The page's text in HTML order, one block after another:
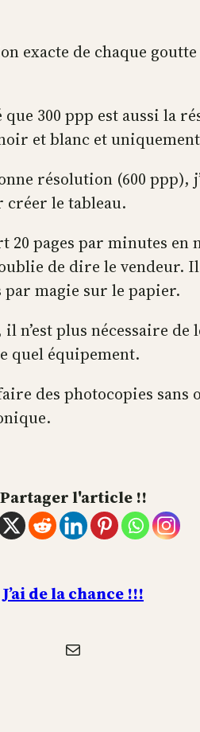
exacte de chaque
300 ppp est aussi la
et blanc et
résolution (600 ppp),
le tableau.
20 pages par minutes
de dire le
par magie sur le papier.
plus nécessaire
quel équipement.
des photocopies
Partager l'article !!
J’ai de la chance !!!
E-mail